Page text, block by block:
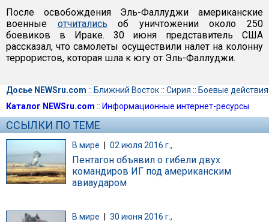
После освобождения Эль-Фаллуджи американские
военные отчитались об уничтожении около 250
боевиков в Ираке. 30 июня представитель США
рассказал, что самолеты осуществили налет на колонну
террористов, которая шла к югу от Эль-Фаллуджи.
Досье NEWSru.com :: Ближний Восток:: Сирия :: Боевые действия
Каталог NEWSru.com :: Информационные интернет-ресурсы
ССЫЛКИ ПО ТЕМЕ
В мире | 02 июля 2016 г.,
Пентагон объявил о гибели двух
командиров ИГ под американским
авиаударом
В мире 30 июня 2016 г.,